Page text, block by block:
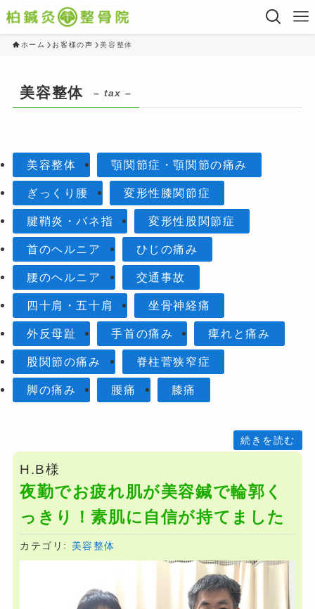
ホーム お客様の声 美容整体
美容整体 – tax –
美容整体 顎関節症・顎関節の痛み
ぎっくり腰 変形性膝関節症
腱鞘炎・バネ指 変形性股関節症
首のヘルニア ひじの痛み
腰のヘルニア 交通事故
四十肩・五十肩 坐骨神経痛
外反母趾 手首の痛み 痺れと痛み
股関節の痛み 脊柱菅狭窄症
脚の痛み 腰痛 膝痛
H.B様
夜勤でお疲れ肌が美容鍼で輪郭く
っきり！素肌に自信が持てました
カテゴリ: 美容整体